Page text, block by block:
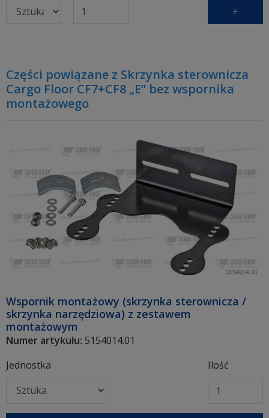
+
Części powiązane z Skrzynka sterownicza
Cargo Floor CF7+CF8 „E” bez wspornika
montażowego
Wspornik montażowy (skrzynka sterownicza /
skrzynka narzędziowa) z zestawem
montażowym
Numer artykułu: 5154014.01
Jednostka
Ilość